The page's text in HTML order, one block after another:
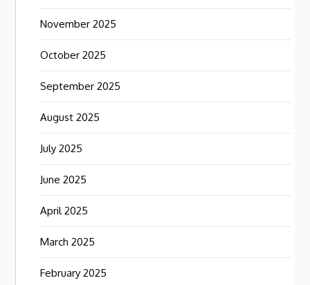
November 2025
October 2025
September 2025
August 2025
July 2025
June 2025
April 2025
March 2025
February 2025